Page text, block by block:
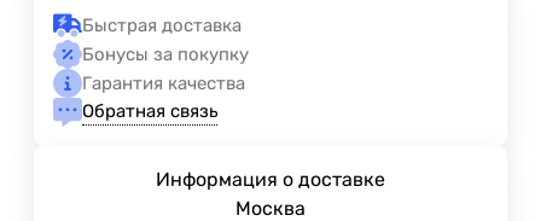
Быстрая доставка
Бонусы за покупку
Гарантия качества
Обратная связь
Информация о доставке
Москва